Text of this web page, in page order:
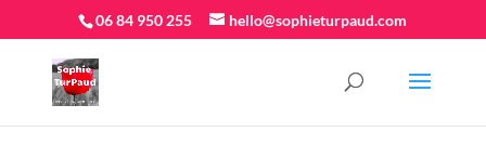
06 84 950 255 hello@sophieturpaud.com